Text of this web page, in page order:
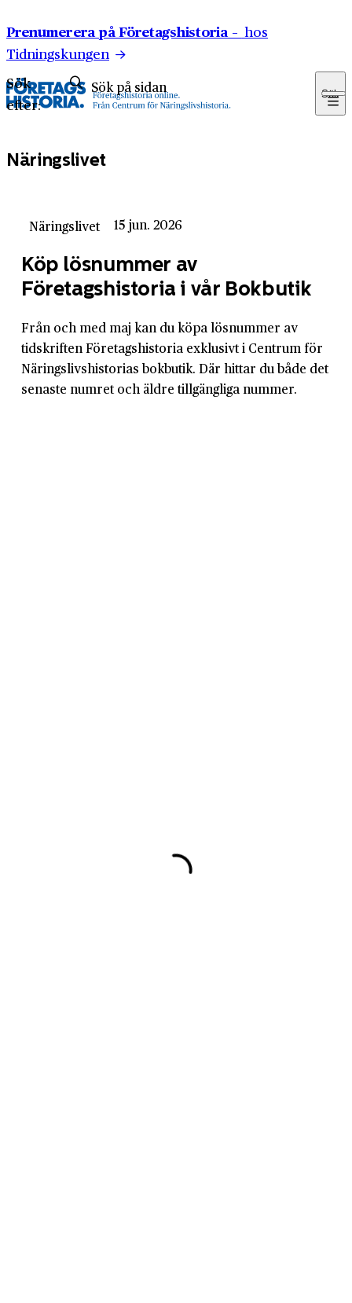
Prenumerera på Företagshistoria – hos
Tidningskungen
Sök
efter:
Sök
Näringslivet
Näringslivet 15 jun. 2026
Köp lösnummer av
Företagshistoria i vår Bokbutik
Från och med maj kan du köpa lösnummer av
tidskriften Företagshistoria exklusivt i Centrum för
Näringslivshistorias bokbutik. Där hittar du både det
senaste numret och äldre tillgängliga nummer.